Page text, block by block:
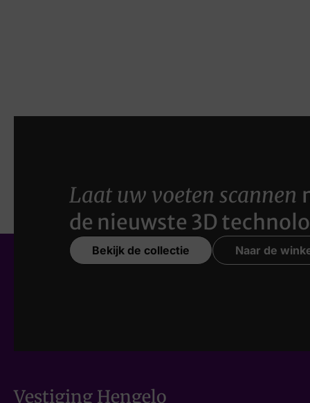
Laat uw voeten scannen
de nieuwste 3D
Bekijk de collectie Naar de
Vestiging Hengelo